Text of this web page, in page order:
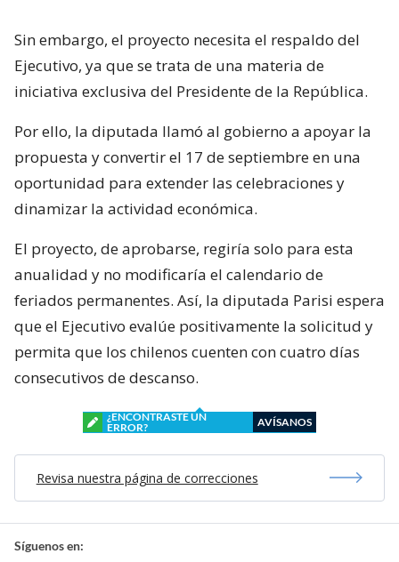
Sin embargo, el proyecto necesita el respaldo del
Ejecutivo, ya que se trata de una materia de
iniciativa exclusiva del Presidente de la República.
Por ello, la diputada llamó al gobierno a apoyar la
propuesta y convertir el 17 de septiembre en una
oportunidad para extender las celebraciones y
dinamizar la actividad económica.
El proyecto, de aprobarse, regiría solo para esta
anualidad y no modificaría el calendario de
feriados permanentes. Así, la diputada Parisi espera
que el Ejecutivo evalúe positivamente la solicitud y
permita que los chilenos cuenten con cuatro días
consecutivos de descanso.
¿ENCONTRASTE UN
ERROR?
AVÍSANOS
Revisa nuestra página de correcciones
Síguenos en: